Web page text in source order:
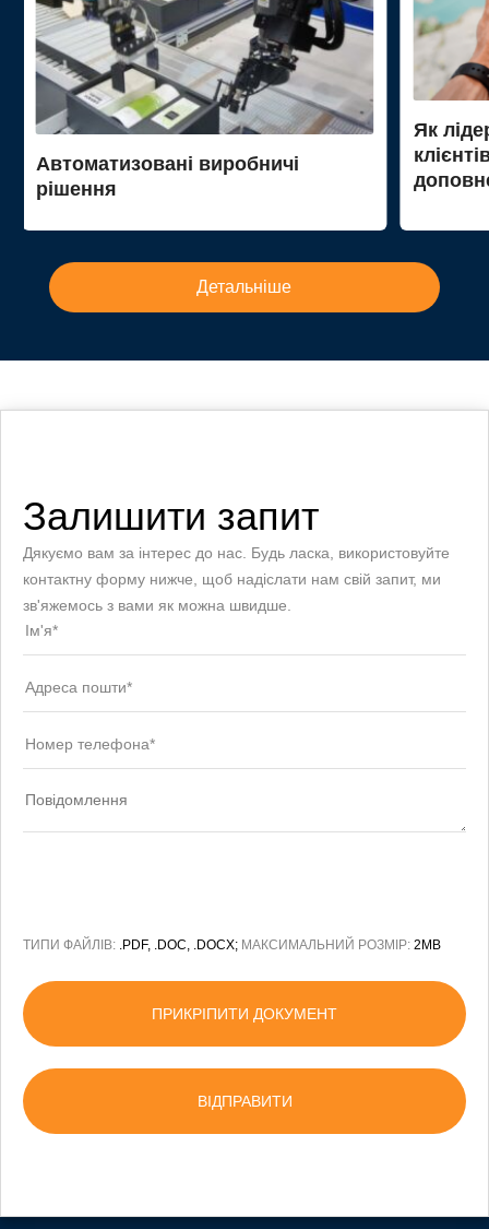
Автоматизовані виробничі
рішення
Як
Детальніше
Залишити запит
Дякуємо вам за інтерес до нас. Будь ласка, використовуйте
контактну форму нижче, щоб надіслати нам свій запит, ми
зв'яжемось з вами як можна швидше.
ТИПИ ФАЙЛІВ: .PDF, .DOC, .DOCX; МАКСИМАЛЬНИЙ РОЗМІР: 2MB
ПРИКРІПИТИ ДОКУМЕНТ